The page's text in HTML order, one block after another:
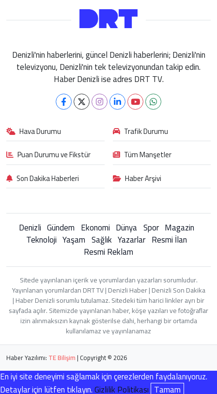
Denizli'nin haberlerini, güncel Denizli haberlerini; Denizli'nin
televizyonu, Denizli'nin tek televizyonundan takip edin.
Haber Denizli ise adres DRT TV.
Hava Durumu
Trafik Durumu
Puan Durumu ve Fikstür
Tüm Manşetler
Son Dakika Haberleri
Haber Arşivi
Denizli Gündem Ekonomi Dünya Spor Magazin
Teknoloji Yaşam Sağlık Yazarlar Resmi İlan
Resmi Reklam
Sitede yayınlanan içerik ve yorumlardan yazarları sorumludur.
Yayınlanan yorumlardan DRT TV | Denizli Haber | Denizli Son Dakika
| Haber Denizli sorumlu tutulamaz. Sitedeki tüm harici linkler ayrı bir
sayfada açılır. Sitemizde yayınlanan haber, köşe yazıları ve fotoğraflar
izin alınmaksızın kaynak gösterilse dahi, herhangi bir ortamda
kullanılamaz ve yayınlanamaz
Haber Yazılımı: TE Bilişim| Copyright © 2026
En iyi site deneyimi sağlamak için çerezlerden faydalanıyoruz.
Detaylar için lütfen tıklayın.Gizlilik Politikası Tamam